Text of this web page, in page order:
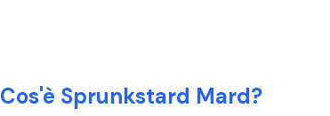
Cos'è Sprunkstard Mard?